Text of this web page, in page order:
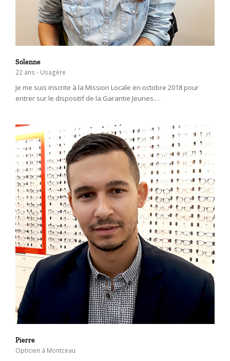
Solenne
22 ans - Usagère
Je me suis inscrite à la Mission Locale en octobre 2018 pour
entrer sur le dispositif de la Garantie Jeunes.…
Pierre
Opticien à Montceau